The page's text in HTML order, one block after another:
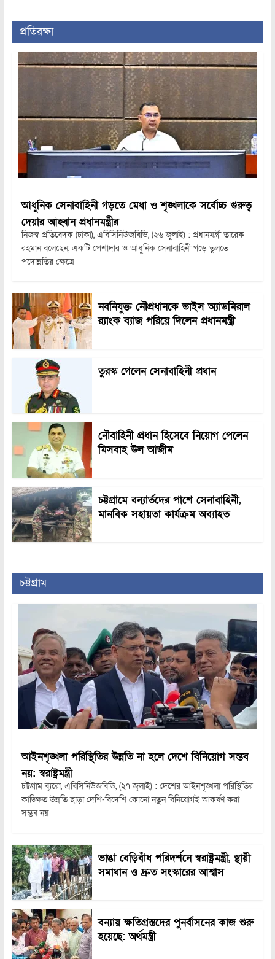
প্রতিরক্ষা
আধুনিক সেনাবাহিনী গড়তে মেধা ও শৃঙ্খলাকে সর্বোচ্চ গুরুত্ব
দেয়ার আহ্বান প্রধানমন্ত্রীর
নিজস্ব প্রতিবেদক (ঢাকা), এবিসিনিউজবিডি, (২৬ জুলাই) : প্রধানমন্ত্রী তারেক
রহমান বলেছেন, একটি পেশাদার ও আধুনিক সেনাবাহিনী গড়ে তুলতে
পদোন্নতির ক্ষেত্রে
নবনিযুক্ত নৌপ্রধানকে ভাইস অ্যাডমিরাল
র‍্যাংক ব্যাজ পরিয়ে দিলেন প্রধানমন্ত্রী
তুরস্ক গেলেন সেনাবাহিনী প্রধান
নৌবাহিনী প্রধান হিসেবে নিয়োগ পেলেন
মিসবাহ উল আজীম
চট্টগ্রামে বন্যার্তদের পাশে সেনাবাহিনী,
মানবিক সহায়তা কার্যক্রম অব্যাহত
চট্টগ্রাম
আইনশৃঙ্খলা পরিস্থিতির উন্নতি না হলে দেশে বিনিয়োগ সম্ভব
নয়: স্বরাষ্ট্রমন্ত্রী
চট্টগ্রাম ব্যুরো, এবিসিনিউজবিডি, (২৭ জুলাই) : দেশের আইনশৃঙ্খলা পরিস্থিতির
কাঙ্ক্ষিত উন্নতি ছাড়া দেশি-বিদেশি কোনো নতুন বিনিয়োগই আকর্ষণ করা
সম্ভব নয়
ভাঙা বেড়িবাঁধ পরিদর্শনে স্বরাষ্ট্রমন্ত্রী, স্থায়ী
সমাধান ও দ্রুত সংস্কারের আশ্বাস
বন্যায় ক্ষতিগ্রস্তদের পুনর্বাসনের কাজ শুরু
হয়েছে: অর্থমন্ত্রী